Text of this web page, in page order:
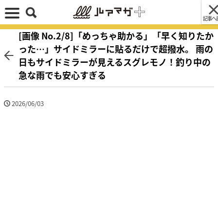
記事へ
[画像 No.2/8]「めっちゃ助かる」「早く知りたか
った…」サイドミラーに貼るだけで超撥水。 雨の
日もサイドミラーが見えるスグレモノ！釣り中の
急な雨でも安心すぎる
2026/06/03